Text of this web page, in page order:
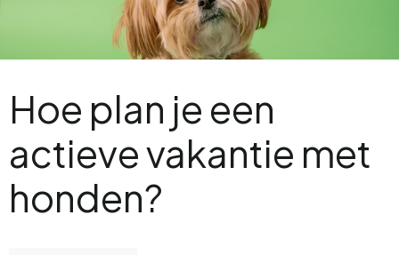
Hoe plan je een
actieve vakantie met
honden?